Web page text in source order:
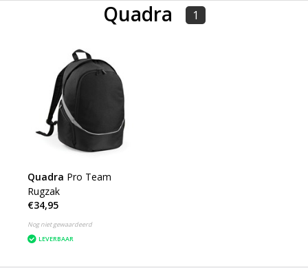
Quadra 1
Quadra Pro Team
Rugzak
€34,95
Nog niet gewaardeerd
LEVERBAAR